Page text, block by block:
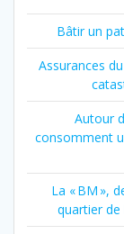
Bâtir un
Assurances
Autour
consomment
La « BM »,
quartier de